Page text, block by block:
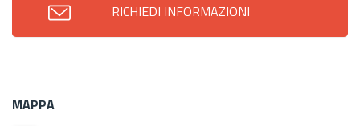
RICHIEDI INFORMAZIONI
MAPPA